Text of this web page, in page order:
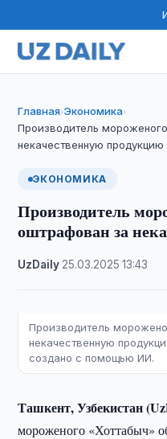
Главная›Экономика›
Производитель
некачественную продукцию
ЭКОНОМИКА
Производитель
оштрафован за
UzDaily 25.03.2025 ·13:43
Производитель
некачественную
создано с помощью ИИ.
Ташкент, Узбекистан
мороженого «Хоттабыч»